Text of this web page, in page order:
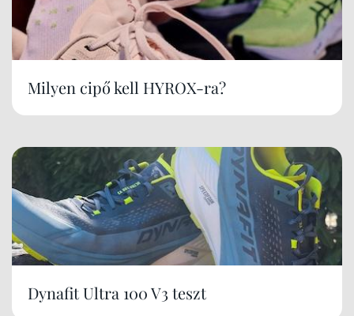
Milyen cipő kell HYROX-ra?
Dynafit Ultra 100 V3 teszt